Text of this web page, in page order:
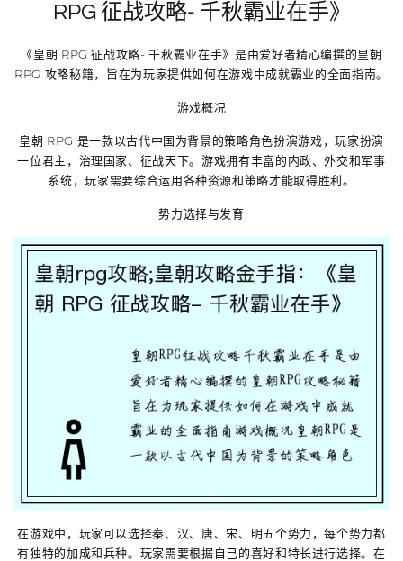
RPG 征战攻略- 千秋霸业在手》
《皇朝 RPG 征战攻略- 千秋霸业在手》是由爱好者精心编撰的皇朝
RPG 攻略秘籍，旨在为玩家提供如何在游戏中成就霸业的全面指南。
游戏概况
皇朝 RPG 是一款以古代中国为背景的策略角色扮演游戏，玩家扮演
一位君主，治理国家、征战天下。游戏拥有丰富的内政、外交和军事
系统，玩家需要综合运用各种资源和策略才能取得胜利。
势力选择与发育
在游戏中，玩家可以选择秦、汉、唐、宋、明五个势力，每个势力都
有独特的加成和兵种。玩家需要根据自己的喜好和特长进行选择。在